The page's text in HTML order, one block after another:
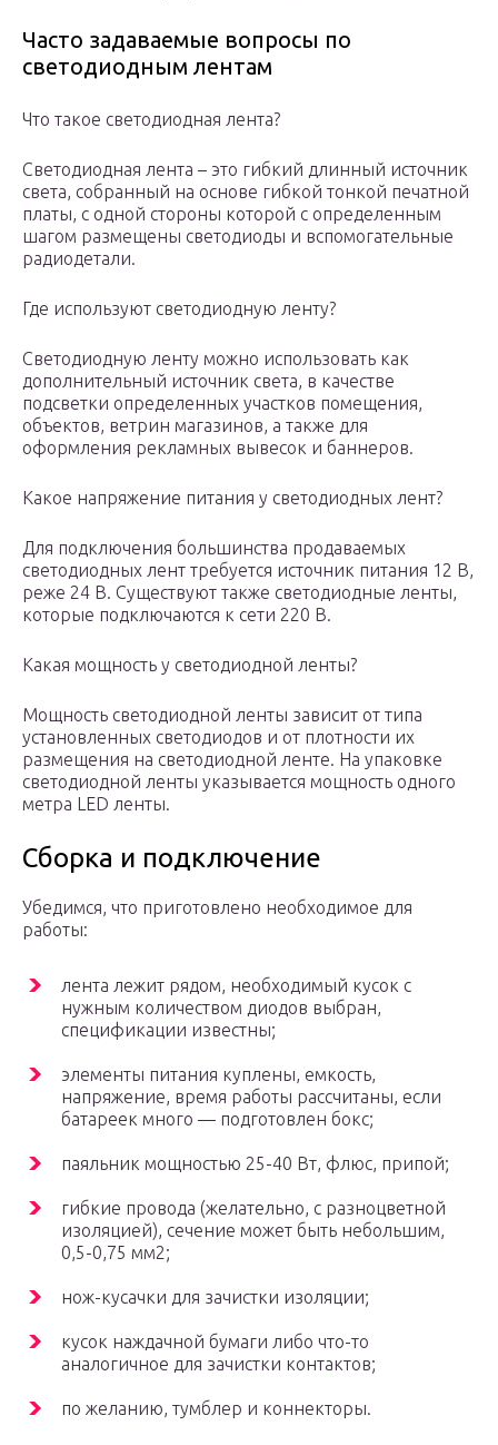
Часто задаваемые вопросы по
светодиодным лентам
Что такое светодиодная лента?
Светодиодная лента – это гибкий длинный источник
света, собранный на основе гибкой тонкой печатной
платы, с одной стороны которой с определенным
шагом размещены светодиоды и вспомогательные
радиодетали.
Где используют светодиодную ленту?
Светодиодную ленту можно использовать как
дополнительный источник света, в качестве
подсветки определенных участков помещения,
объектов, ветрин магазинов, а также для
оформления рекламных вывесок и баннеров.
Какое напряжение питания у светодиодных лент?
Для подключения большинства продаваемых
светодиодных лент требуется источник питания 12 В,
реже 24 В. Существуют также светодиодные ленты,
которые подключаются к сети 220 В.
Какая мощность у светодиодной ленты?
Мощность светодиодной ленты зависит от типа
установленных светодиодов и от плотности их
размещения на светодиодной ленте. На упаковке
светодиодной ленты указывается мощность одного
метра LED ленты.
Сборка и подключение
Убедимся, что приготовлено необходимое для
работы:
лента лежит рядом, необходимый кусок с
нужным количеством диодов выбран,
спецификации известны;
элементы питания куплены, емкость,
напряжение, время работы рассчитаны, если
батареек много — подготовлен бокс;
паяльник мощностью 25-40 Вт, флюс, припой;
гибкие провода (желательно, с разноцветной
изоляцией), сечение может быть небольшим,
0,5-0,75 мм2;
нож-кусачки для зачистки изоляции;
кусок наждачной бумаги либо что-то
аналогичное для зачистки контактов;
по желанию, тумблер и коннекторы.